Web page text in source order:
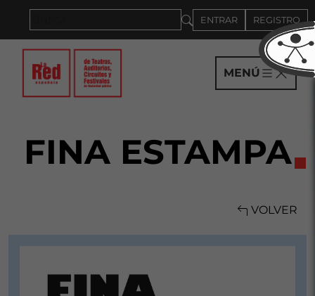
ENTRAR REGISTRO
MENÚ
FINA ESTAMPA
VOLVER